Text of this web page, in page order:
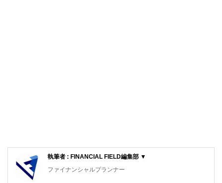
執筆者 : FINANCIAL FIELD編集部 ▼
ファイナンシャルプランナー